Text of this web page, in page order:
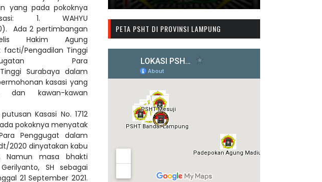
yang pada pokoknya
1. WAHYU
10). Ada 2 pertimbangan
Hakim Agung
Pengadilan Tinggi
Para
Surabaya dalam
kasasi yang
dan kawan-kawan
Kasasi No. 1712
pokoknya menyatak
Penggugat dalam
2020 dinyatakan kabu
Namun masa bhakti
SH sebagai
21 September 2021.
PETA PSHT DI PROVINSI LAMPUNG